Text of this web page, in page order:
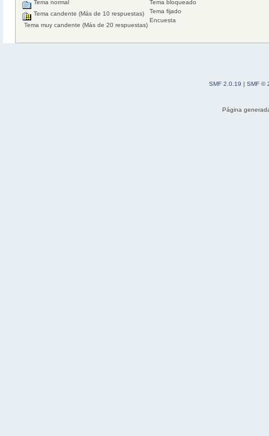
Tema normal
Tema candente (Más de 10 respuestas)
Tema muy candente (Más de 20 respuestas)
Tema bloqueado
Tema fijado
Encuesta
SMF 2.0.19 | SMF ©
Página